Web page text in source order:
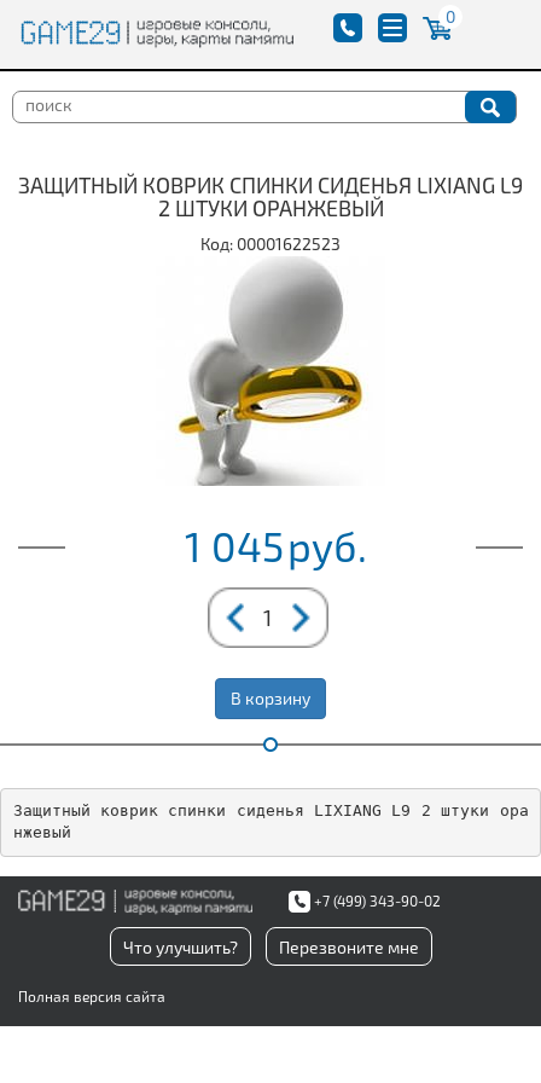
0
ЗАЩИТНЫЙ КОВРИК СПИНКИ СИДЕНЬЯ LIXIANG L9
2 ШТУКИ ОРАНЖЕВЫЙ
Код: 00001622523
1 045руб.
В корзину
Защитный коврик спинки сиденья LIXIANG L9 2 штуки ора
нжевый
+7 (499) 343-90-02
Что улучшить? Перезвоните мне
Полная версия сайта